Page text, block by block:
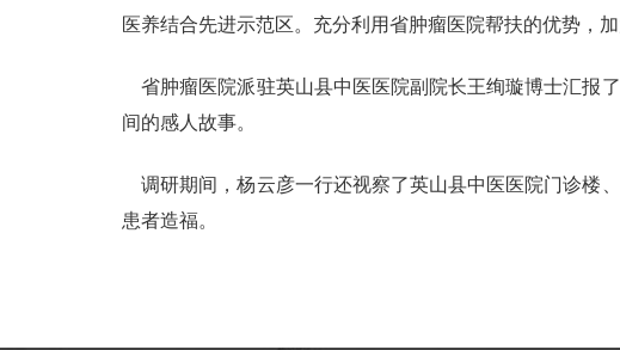
医养结合先进示范区。充分利用省肿瘤医院帮扶的优势，
省肿瘤医院派驻英山县中医医院副院长王绚璇博士汇报
间的感人故事。
调研期间，杨云彦一行还视察了英山县中医医院门诊楼
患者造福。